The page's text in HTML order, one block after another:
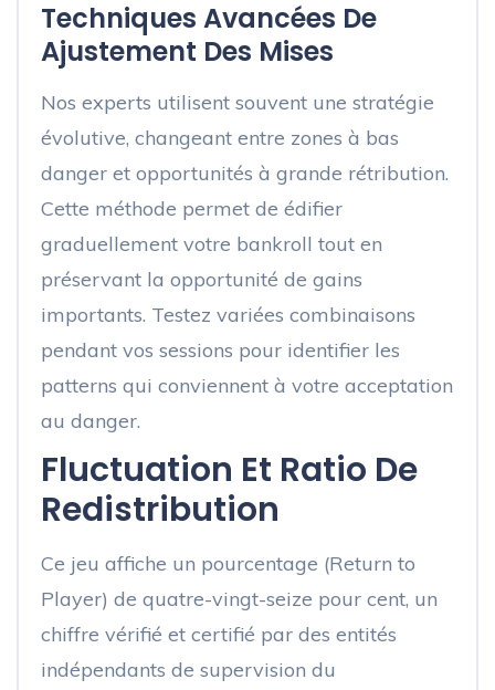
Techniques Avancées De
Ajustement Des Mises
Nos experts utilisent souvent une stratégie
évolutive, changeant entre zones à bas
danger et opportunités à grande rétribution.
Cette méthode permet de édifier
graduellement votre bankroll tout en
préservant la opportunité de gains
importants. Testez variées combinaisons
pendant vos sessions pour identifier les
patterns qui conviennent à votre acceptation
au danger.
Fluctuation Et Ratio De
Redistribution
Ce jeu affiche un pourcentage (Return to
Player) de quatre-vingt-seize pour cent, un
chiffre vérifié et certifié par des entités
indépendants de supervision du